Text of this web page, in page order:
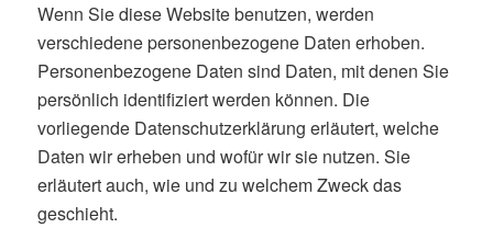
Wenn Sie diese Website benutzen, werden
verschiedene personenbezogene Daten erhoben.
Personenbezogene Daten sind Daten, mit denen Sie
persönlich identifiziert werden können. Die
vorliegende Datenschutzerklärung erläutert, welche
Daten wir erheben und wofür wir sie nutzen. Sie
erläutert auch, wie und zu welchem Zweck das
geschieht.